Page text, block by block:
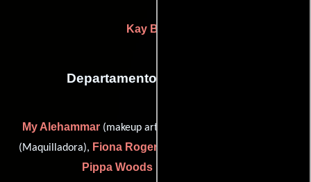
Kay Brown
Departamento de maquillaje
My Alehammar (makeup artist: dailies),
(Maquilladora), Fiona Rogers
Pippa Woods(makeup dailies)